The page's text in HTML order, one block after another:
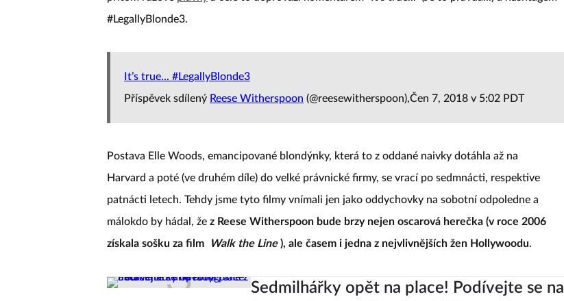
#LegallyBlonde3.
It’s true... #LegallyBlonde3
Příspěvek sdílený Reese Witherspoon (@reesewitherspoon),Čen 7, 2018 v 5:02 PDT
Postava Elle Woods, emancipované blondýnky, která to z oddané naivky dotáhla až na
Harvard a poté (ve druhém díle) do velké právnické firmy, se vrací po sedmnácti, respektive
patnácti letech. Tehdy jsme tyto filmy vnímali jen jako oddychovky na sobotní odpoledne a
málokdo by hádal, že z Reese Witherspoon bude brzy nejen oscarová herečka (v roce 2006
získala sošku za film
Walk the Line ), ale časem i jedna z nejvlivnějších žen Hollywoodu.
Sedmilhářky opět na place! Podívejte se na